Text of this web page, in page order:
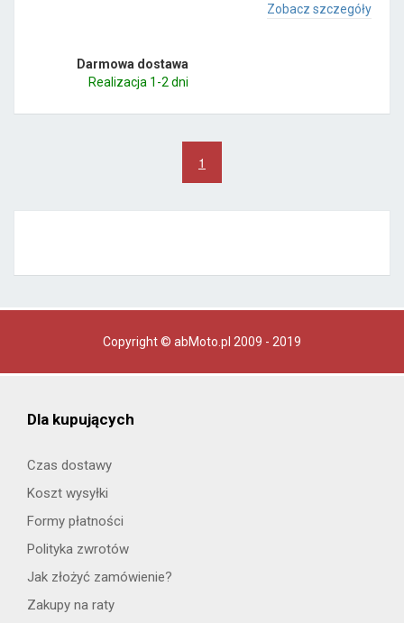
Zobacz szczegóły
Darmowa dostawa
Realizacja 1-2 dni
1
Copyright © abMoto.pl 2009 - 2019
Dla kupujących
Czas dostawy
Koszt wysyłki
Formy płatności
Polityka zwrotów
Jak złożyć zamówienie?
Zakupy na raty